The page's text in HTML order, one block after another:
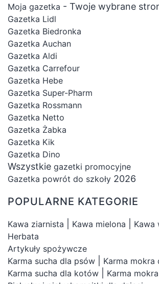
Moja gazetka - Twoje wybrane
Gazetka Lidl
Gazetka Biedronka
Gazetka Auchan
Gazetka Aldi
Gazetka Carrefour
Gazetka Hebe
Gazetka Super-Pharm
Gazetka Rossmann
Gazetka Netto
Gazetka Żabka
Gazetka Kik
Gazetka Dino
Wszystkie gazetki promocyjne
Gazetka powrót do szkoły 2026
POPULARNE KATEGORIE
Kawa ziarnista Kawa mielona
Kawa
Herbata
Artykuły spożywcze
Karma sucha dla psów
Karma mokra
Karma sucha dla kotów
Karma